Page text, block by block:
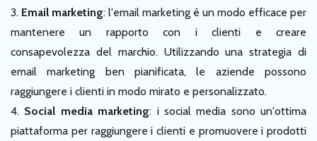
3. Email marketing: l'email marketing è un modo efficace per
mantenere un rapporto con i clienti e creare
consapevolezza del marchio. Utilizzando una strategia di
email marketing ben pianificata, le aziende possono
raggiungere i clienti in modo mirato e personalizzato.
4. Social media marketing: i social media sono un'ottima
piattaforma per raggiungere i clienti e promuovere i prodotti